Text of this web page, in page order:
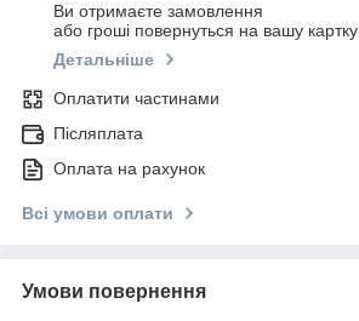
Ви отримаєте замовлення
або гроші повернуться на вашу картку
Детальніше
Оплатити частинами
Післяплата
Оплата на рахунок
Всі умови оплати
Умови повернення